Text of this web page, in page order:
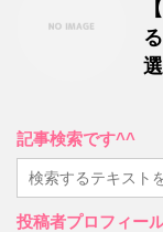
選
記事検索です^^
投稿者プロフィー